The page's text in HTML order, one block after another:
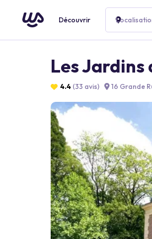
Découvrir
Les
4.4 (33 avis) 16 Grande